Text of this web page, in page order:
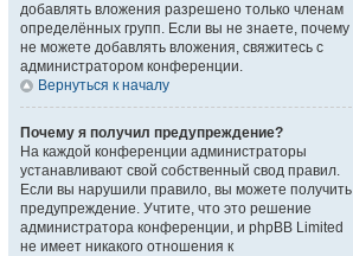
добавлять вложения разрешено только членам
определённых групп. Если вы не знаете, почему
не можете добавлять вложения, свяжитесь с
администратором конференции.
Вернуться к началу
Почему я получил предупреждение?
На каждой конференции администраторы
устанавливают свой собственный свод правил.
Если вы нарушили правило, вы можете получить
предупреждение. Учтите, что это решение
администратора конференции, и phpBB Limited
не имеет никакого отношения к